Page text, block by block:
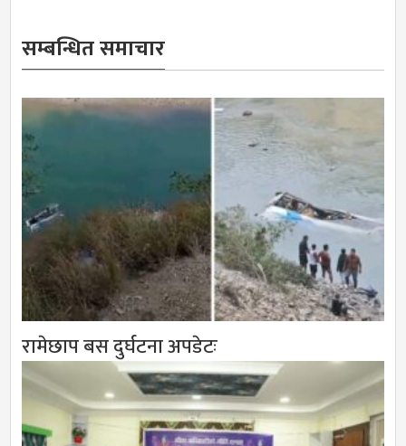
सम्बन्धित समाचार
रामेछाप बस दुर्घटना अपडेटः